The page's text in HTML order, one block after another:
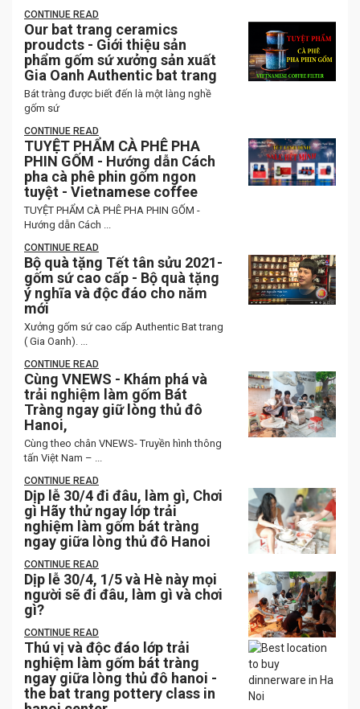
CONTINUE READ
Our bat trang ceramics
proudcts - Giới thiệu sản
phẩm gốm sứ xưởng sản xuất
Gia Oanh Authentic bat trang
Bát tràng được biết đến là một làng nghề
gốm sứ
CONTINUE READ
TUYỆT PHẨM CÀ PHÊ PHA
PHIN GỐM - Hướng dẫn Cách
pha cà phê phin gốm ngon
tuyệt - Vietnamese coffee
TUYỆT PHẨM CÀ PHÊ PHA PHIN GỐM -
Hướng dẫn Cách ...
CONTINUE READ
Bộ quà tặng Tết tân sửu 2021-
gốm sứ cao cấp - Bộ quà tặng
ý nghĩa và độc đáo cho năm
mới
Xưởng gốm sứ cao cấp Authentic Bat trang
( Gia Oanh). ...
CONTINUE READ
Cùng VNEWS - Khám phá và
trải nghiệm làm gốm Bát
Tràng ngay giữ lòng thủ đô
Hanoi,
Cùng theo chân VNEWS- Truyền hình thông
tấn Việt Nam – ...
CONTINUE READ
Dịp lễ 30/4 đi đâu, làm gì, Chơi
gì Hãy thử ngay lớp trải
nghiệm làm gốm bát tràng
ngay giữa lòng thủ đô Hanoi
CONTINUE READ
Dịp lễ 30/4, 1/5 và Hè này mọi
người sẽ đi đâu, làm gì và chơi
gì?
CONTINUE READ
Thú vị và độc đáo lớp trải
nghiệm làm gốm bát tràng
ngay giữa lòng thủ đô hanoi -
the bat trang pottery class in